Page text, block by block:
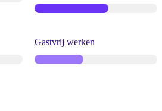
Gastvrij werken